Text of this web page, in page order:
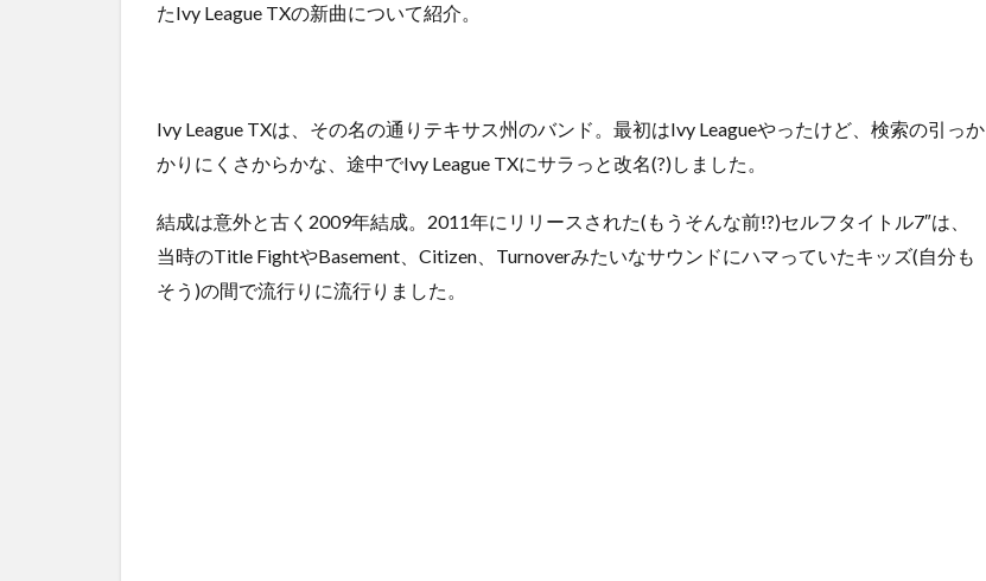
たIvy League TXの新曲について紹介。
Ivy League TXは、その名の通りテキサス州のバンド。最初はIvy Leagueやったけど、検索の引っか
かりにくさからかな、途中でIvy League TXにサラっと改名(?)しました。
結成は意外と古く2009年結成。2011年にリリースされた(もうそんな前!?)セルフタイトル7″は、
当時のTitle FightやBasement、Citizen、Turnoverみたいなサウンドにハマっていたキッズ(自分も
そう)の間で流行りに流行りました。